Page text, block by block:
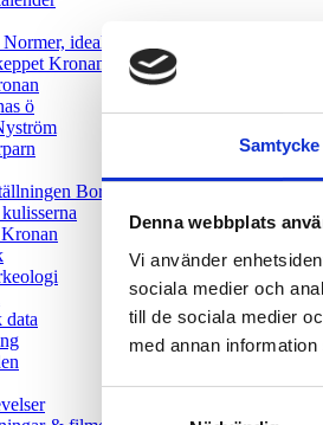
Samtycke
Denna webbplats
Vi använder
sociala medier och
till de sociala medier
med annan
ideal och kampen för jämställdhet
Kronan
ö
Borgarnas ö
data